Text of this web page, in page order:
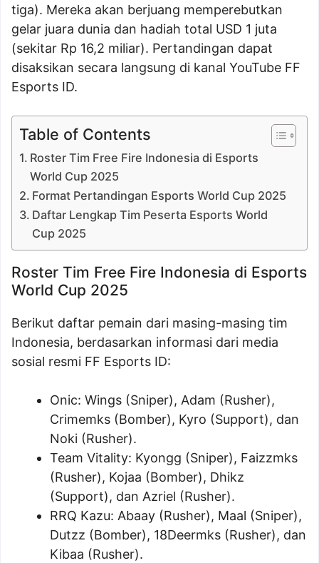
tiga). Mereka akan berjuang memperebutkan
gelar juara dunia dan hadiah total USD 1 juta
(sekitar Rp 16,2 miliar). Pertandingan dapat
disaksikan secara langsung di kanal YouTube FF
Esports ID.
Table of Contents
Roster Tim Free Fire Indonesia di Esports
World Cup 2025
Format Pertandingan Esports World Cup 2025
Daftar Lengkap Tim Peserta Esports World
Cup 2025
Roster Tim Free Fire Indonesia di Esports
World Cup 2025
Berikut daftar pemain dari masing-masing tim
Indonesia, berdasarkan informasi dari media
sosial resmi FF Esports ID:
Onic: Wings (Sniper), Adam (Rusher),
Crimemks (Bomber), Kyro (Support), dan
Noki (Rusher).
Team Vitality: Kyongg (Sniper), Faizzmks
(Rusher), Kojaa (Bomber), Dhikz
(Support), dan Azriel (Rusher).
RRQ Kazu: Abaay (Rusher), Maal (Sniper),
Dutzz (Bomber), 18Deermks (Rusher), dan
Kibaa (Rusher).